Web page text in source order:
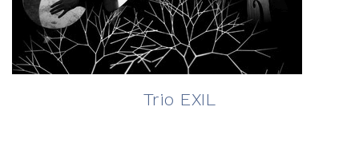
Trio EXIL